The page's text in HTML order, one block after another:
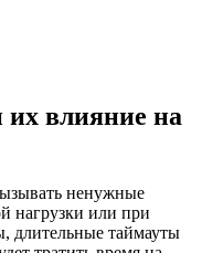
их влияние на
ненужные
нагрузки или при
длительные таймауты